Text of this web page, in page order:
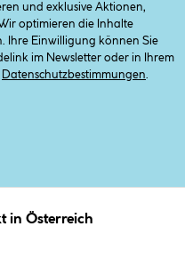
und exklusive Aktionen,
optimieren die Inhalte
Ihre Einwilligung können Sie
im Newsletter oder in Ihrem
Datenschutzbestimmungen
in Österreich